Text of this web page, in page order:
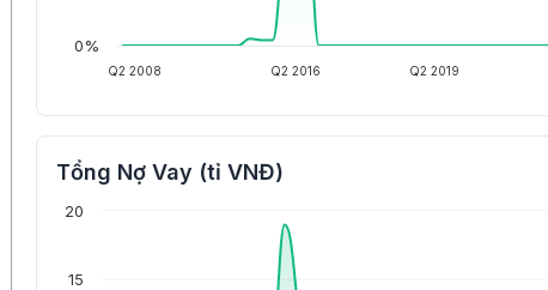
Q2 2008 Q2 2016 Q2 2019
0%
Tổng Nợ Vay (tỉ VNĐ)
15
20